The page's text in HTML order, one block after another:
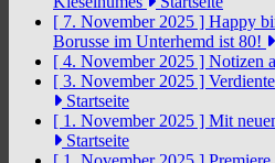
[ 7. November 2025 ] Happy
Borusse im Unterhemd ist 80!
[ 4. November 2025 ] Notizen
[ 3. November 2025 ]
Startseite
[ 1. November 2025 ] Mit
Startseite